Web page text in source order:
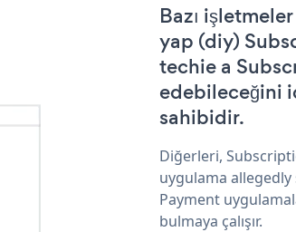
Bazı
yap (diy)
techie a
edebileceğini
sahibidir.
Diğerleri,
uygulama allegedly
Payment
bulmaya çalışır.